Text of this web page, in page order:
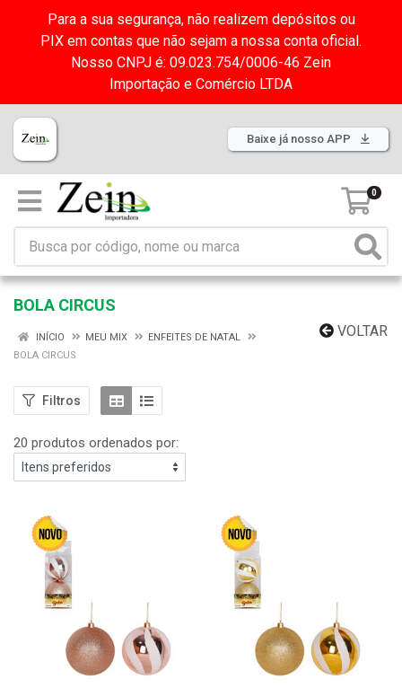
Para a sua segurança, não realizem depósitos ou
PIX em contas que não sejam a nossa conta oficial.
Nosso CNPJ é: 09.023.754/0006-46 Zein
Importação e Comércio LTDA
Baixe já nosso APP
0
BOLA CIRCUS
VOLTAR
INÍCIO MEU MIX
ENFEITES DE NATAL
BOLA CIRCUS
Filtros
20 produtos ordenados por: